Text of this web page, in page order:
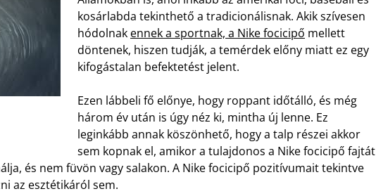
kosárlabda tekinthető a tradicionálisnak. Akik szívesen
hódolnak ennek a sportnak, a Nike focicipő mellett
döntenek, hiszen tudják, a temérdek előny miatt ez egy
kifogástalan befektetést jelent.
Ezen lábbeli fő előnye, hogy roppant időtálló, és még
három év után is úgy néz ki, mintha új lenne. Ez
leginkább annak köszönhető, hogy a talp részei akkor
sem kopnak el, amikor a tulajdonos a Nike focicipő fajtát
és nem füvön vagy salakon. A Nike focicipő pozitívumait tekintve
az esztétikáról sem.